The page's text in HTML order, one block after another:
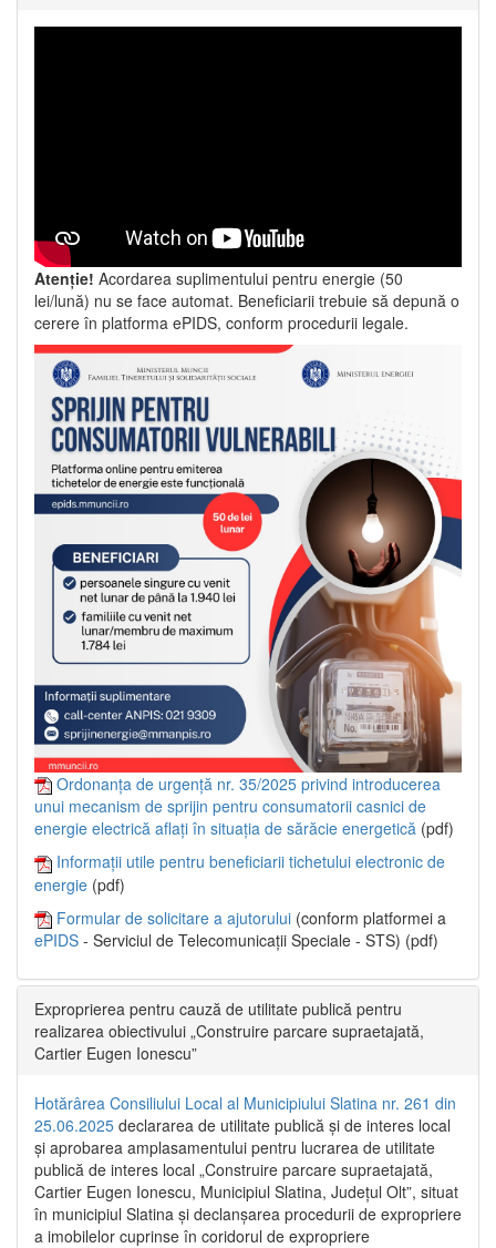
Atenție! Acordarea suplimentului pentru energie (50
lei/lună) nu se face automat. Beneficiarii trebuie să depună o
cerere în platforma ePIDS, conform procedurii legale.
Ordonanța de urgență nr. 35/2025 privind introducerea
unui mecanism de sprijin pentru consumatorii casnici de
energie electrică aflați în situația de sărăcie energetică (pdf)
Informații utile pentru beneficiarii tichetului electronic de
energie (pdf)
Formular de solicitare a ajutorului (conform platformei a
ePIDS - Serviciul de Telecomunicații Speciale - STS) (pdf)
Exproprierea pentru cauză de utilitate publică pentru
realizarea obiectivului „Construire parcare supraetajată,
Cartier Eugen Ionescu”
Hotărârea Consiliului Local al Municipiului Slatina nr. 261 din
25.06.2025 declararea de utilitate publică și de interes local
și aprobarea amplasamentului pentru lucrarea de utilitate
publică de interes local „Construire parcare supraetajată,
Cartier Eugen Ionescu, Municipiul Slatina, Județul Olt”, situat
în municipiul Slatina și declanșarea procedurii de expropriere
a imobilelor cuprinse în coridorul de expropriere